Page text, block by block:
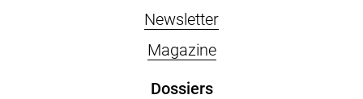
Newsletter
Magazine
Dossiers